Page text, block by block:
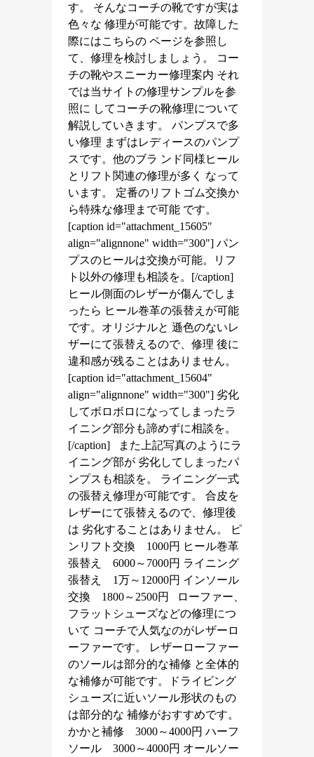
す。 そんなコーチの靴ですが実は
色々な 修理が可能です。故障した
際にはこちらの ページを参照し
て、修理を検討しましょう。 コー
チの靴やスニーカー修理案内 それ
では当サイトの修理サンプルを参
照に してコーチの靴修理について
解説していきます。 パンプスで多
い修理 まずはレディースのパンプ
スです。他のブラ ンド同様ヒール
とリフト関連の修理が多く なって
います。 定番のリフトゴム交換か
ら特殊な修理まで可能 です。
[caption id="attachment_15605"
align="alignnone" width="300"] パン
プスのヒールは交換が可能。リフ
ト以外の修理も相談を。[/caption]
ヒール側面のレザーが傷んでしま
ったら ヒール巻革の張替えが可能
です。オリジナルと 遜色のないレ
ザーにて張替えるので、修理 後に
違和感が残ることはありません。
[caption id="attachment_15604"
align="alignnone" width="300"] 劣化
してボロボロになってしまったラ
イニング部分も諦めずに相談を。
[/caption] また上記写真のようにラ
イニング部が 劣化してしまったパ
ンプスも相談を。 ライニング一式
の張替え修理が可能です。 合皮を
レザーにて張替えるので、修理後
は 劣化することはありません。 ピ
ンリフト交換 1000円 ヒール巻革
張替え 6000～7000円 ライニング
張替え 1万～12000円 インソール
交換 1800～2500円 ローファー、
フラットシューズなどの修理につ
いて コーチで人気なのがレザーロ
ーファーです。 レザーローファー
のソールは部分的な補修 と全体的
な補修が可能です。ドライビング
シューズに近いソール形状のもの
は部分的な 補修がおすすめです。
かかと補修 3000～4000円 ハーフ
ソール 3000～4000円 オールソー